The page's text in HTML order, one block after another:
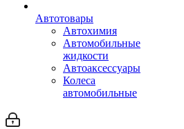
Автотовары
Автохимия
Автомобильные
жидкости
Автоаксессуары
Колеса
автомобильные